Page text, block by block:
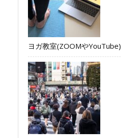
ヨガ教室(ZOOMやYouTube)